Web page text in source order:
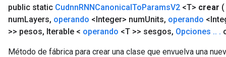
public static CudnnRNNCanonicalToParamsV2 <T> crear (
numLayers, operando <Integer> numUnits, operando
>> pesos, Iterable < operando <T >> sesgos, Opciones .. .
Método de fábrica para crear una clase que envuelva una